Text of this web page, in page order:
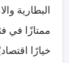
البطارية
ممتازًا في
خيارًا